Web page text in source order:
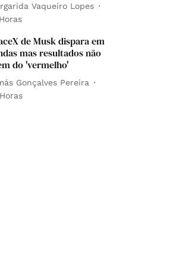
Vaqueiro Lopes
de Musk dispara em
mas resultados não
do 'vermelho'
Gonçalves Pereira